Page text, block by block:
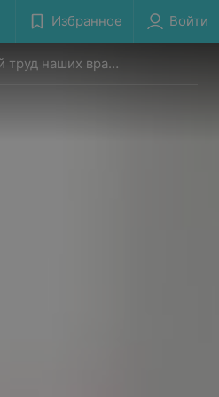
Избранное Войти
Ежедневный труд наших врачей-стоматологов